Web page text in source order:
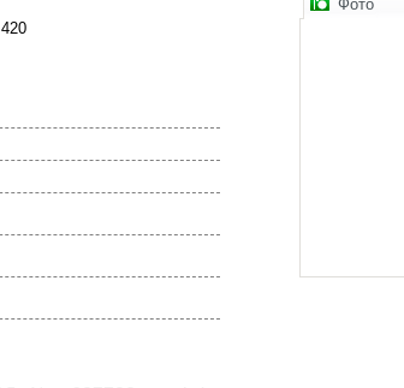
420
Фото